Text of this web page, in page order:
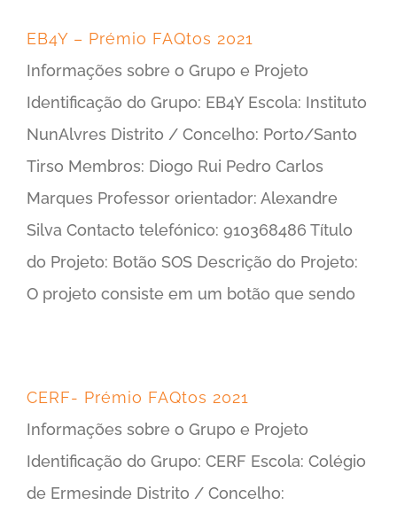
EB4Y – Prémio FAQtos 2021
Informações sobre o Grupo e Projeto
Identificação do Grupo: EB4Y Escola: Instituto
NunAlvres Distrito / Concelho: Porto/Santo
Tirso Membros: Diogo Rui Pedro Carlos
Marques Professor orientador: Alexandre
Silva Contacto telefónico: 910368486 Título
do Projeto: Botão SOS Descrição do Projeto:
O projeto consiste em um botão que sendo
CERF- Prémio FAQtos 2021
Informações sobre o Grupo e Projeto
Identificação do Grupo: CERF Escola: Colégio
de Ermesinde Distrito / Concelho: